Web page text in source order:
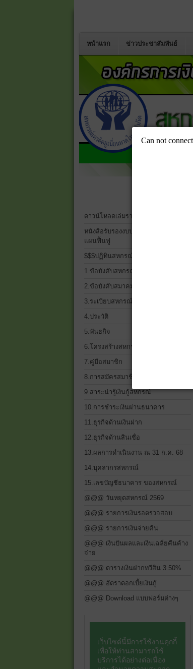
หน้าแรก ข่าวประชาสัมพันธ์
ดาวน์โหลดเล่มรายงานประจำปี 2568
หนังสือรับรองงบประจำปี 2568 และ
แผนฟื้นฟู
$$$ปฏิทินสหกรณ์$$$
1.ข้อบังคับสหกรณ์
2.ข้อบังคับสมาคมฌาปนกิจฯ
3.ระเบียบสหกรณ์ ทั้งหมด
4.ประวัติ
5.พันธกิจ
6.โครงสร้างสหกรณ์เครดิตยูเนี่ยน
7.คู่มือสมาชิก
8.การสมัครสมาชิก
9.สาระน่ารู้เงินกู้สหกรณ์
10.การชำระเงินผ่านธนาคาร
11.ธุรกิจด้านเงินฝาก
12.ธุรกิจด้านสินเชื่อ
13.ผลการดำเนินงาน ณ 31 ก.ค. 68
14.บุคลากรสหกรณ์
15.เลขบัญชีธนาคาร ของสหกรณ์
@@@ วันหยุดสหกรณ์ 2569
@@@ รายการเงินรอตรวจสอบ
@@@ รายการเงินจ่ายคืน
@@@ เงินปันผลและเงินเฉลี่ยคืนค้าง
จ่าย
@@@ ตารางเงินฝากทวีสิน 3.50%
@@@ อัตราดอกเบี้ยเงินกู้
@@@ Download แบบฟอร์มต่างๆ